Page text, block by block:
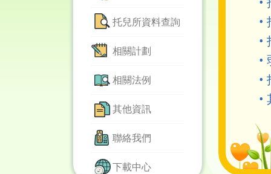
托兒所資料查詢
相關計劃
相關法例
其他資訊
聯絡我們
下載中心
•
•
•
•
•